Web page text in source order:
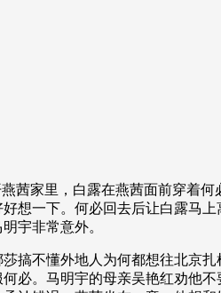
茜家里，白露在燕茜面前穿着
想一下。何必回去后让白露马
宇非常意外。
搞不懂外地人为何都想往北京
必。马明宇的母亲吴艳红劝他